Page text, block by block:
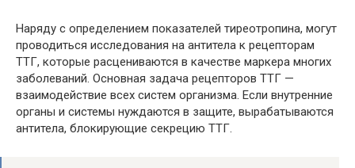
Наряду с определением показателей тиреотропина, могут
проводиться исследования на антитела к рецепторам
ТТГ, которые расцениваются в качестве маркера многих
заболеваний. Основная задача рецепторов ТТГ —
взаимодействие всех систем организма. Если внутренние
органы и системы нуждаются в защите, вырабатываются
антитела, блокирующие секрецию ТТГ.